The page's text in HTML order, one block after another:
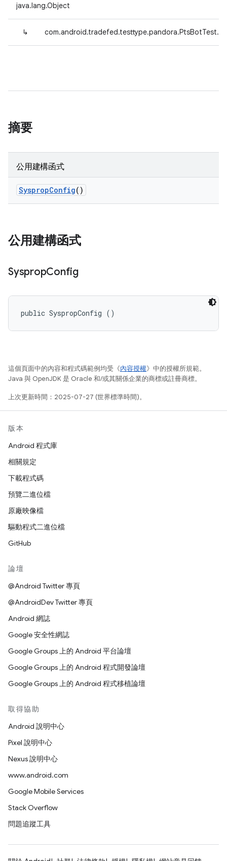
java.lang.Object
↳
摘要
公用建構函式
SyspropConfig()
公用建構函式
SyspropConfig
public SyspropConfig ()
這個頁面中的內容和程式碼範例均受《內容授權》中的授權所規範。
Java 與 OpenJDK 是 Oracle 和/或其關係企業的商標或註冊商標。
上次更新時間：2025-07-27 (世界標準時間)。
版本
Android 程式庫
相關規定
下載程式碼
預覽二進位檔
原廠映像檔
驅動程式二進位檔
GitHub
論壇
@Android Twitter 專頁
@AndroidDev Twitter 專頁
Android 網誌
Google 安全性網誌
Google Groups 上的 Android 平台論壇
Google Groups 上的 Android 程式開發論壇
Google Groups 上的 Android 程式移植論壇
取得協助
Android 說明中心
Pixel 說明中心
Nexus 說明中心
www.android.com
Google Mobile Services
Stack Overflow
問題追蹤工具